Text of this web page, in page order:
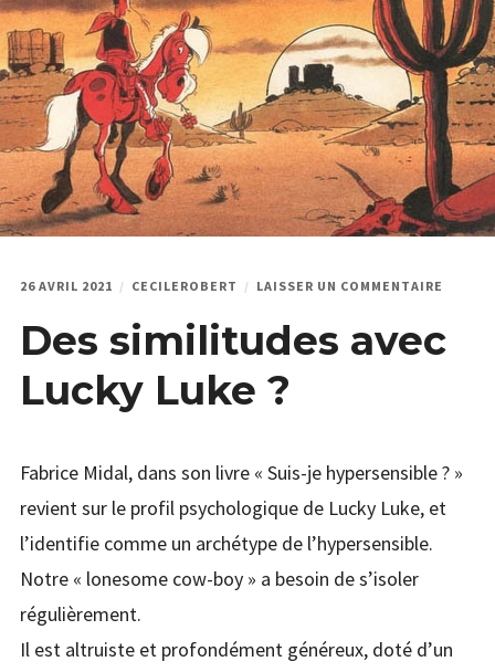
menu
enfant
PODCAST & PROGRAMMES
le
menu
enfant
HPI
QUI JE SUIS
26 AVRIL 2021 CECILEROBERT LAISSER UN COMMENTAIRE
AVEC
Des similitudes avec
Lucky Luke ?
Fabrice Midal, dans son livre « Suis-je hypersensible ? »
revient sur le profil psychologique de Lucky Luke, et
l’identifie comme un archétype de l’hypersensible.
Notre « lonesome cow-boy » a besoin de s’isoler
régulièrement.
Il est altruiste et profondément généreux, doté d’un